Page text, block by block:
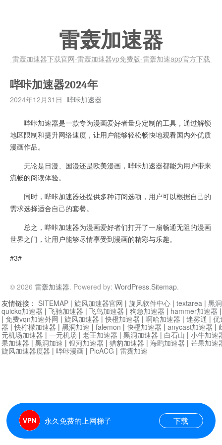
雷轰加速器
雷轰加速器下载官网-雷轰加速器vp免费版-雷轰加速app官方下载
哔咔加速器2024年
2024年12月31日 哔咔加速器
哔咔加速器是一款专为漫画爱好者量身定制的工具，通过解锁
地区限制和提升网络速度，让用户能够轻松畅快地观看国内外优质
漫画作品。
无论是日漫、国漫还是欧美漫画，哔咔加速器都能为用户带来
流畅的阅读体验。
同时，哔咔加速器还提供多种订阅选项，用户可以根据自己的
需求选择适合自己的套餐。
总之，哔咔加速器为漫画爱好者们打开了一扇畅通无阻的漫画
世界之门，让用户能够尽情享受到漫画的精彩与乐趣。
#3#
© 2026 雷轰加速器. Powered by: WordPress.Sitemap.
永久免费的上网梯子 下载
友情链接： SITEMAP | 旋风加速器官网 | 旋风软件中心 | textarea | 黑
quickq加速器 | 飞驰加速器 | 飞鸟加速器 | 狗急加速器 | hammer加速器
| 免费vqn加速外网 | 旋风加速器 |快橙加速器 | 啊哈加速器 | 迷雾通 | 优
器 |快柠檬加速器 | 黑洞加速 | falemon |快橙加速器 | anycast加速器 |
元机场加速器 | 一元机场 | 老王加速器 | 黑洞加速器 | 白石山 | 小牛加速
果加速器 | 黑洞加速 | 银河加速器 | 猎豹加速器 | 海鸥加速器 | 芒果加速
旋风加速器度器 | 哔咔漫画 | PicACG | 雷霆加速